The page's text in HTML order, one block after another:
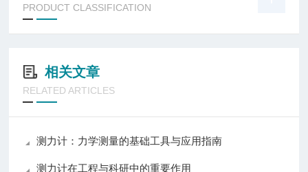
PRODUCT CLASSIFICATION
相关文章
RELATED ARTICLES
测力计：力学测量的基础工具与应用指南
测力计在工程与科研中的重要作用